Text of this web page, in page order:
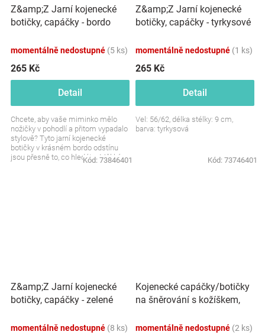
Z&amp;Z Jarní kojenecké
botičky, capáčky - bordo
momentálně nedostupné (5 ks)
265 Kč
Detail
Chcete, aby vaše miminko mělo
nožičky v pohodlí a přitom vypadalo
stylově? Tyto jarní kojenecké
botičky v krásném bordo odstínu
jsou přesně to, co hledáte. Měkké,
Kód: 73846401
Z&amp;Z Jarní kojenecké
botičky, capáčky - tyrkysové
momentálně nedostupné (1 ks)
265 Kč
Detail
Vel: 56/62, délka stélky: 9 cm,
barva: tyrkysová
Kód: 73746401
Z&amp;Z Jarní kojenecké
botičky, capáčky - zelené
momentálně nedostupné (8 ks)
Kojenecké capáčky/botičky
na šněrování s kožíškem,
momentálně nedostupné (2 ks)